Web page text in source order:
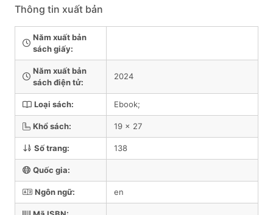
Thông tin xuất bản
Năm xuất bản
sách giấy:
Năm xuất bản
sách điện tử:
2024
Loại sách: Ebook;
Khổ sách: 19 x 27
Số trang: 138
Quốc gia:
Ngôn ngữ: en